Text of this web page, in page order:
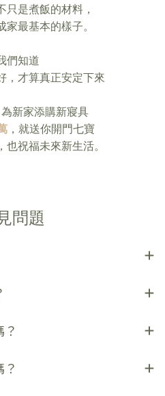
只是煮飯的材料，
最基本的樣子。
們知道
，才算真正安定下來
新家添購新寢具
，就送你開門七寶
祝福未來新生活。
問題